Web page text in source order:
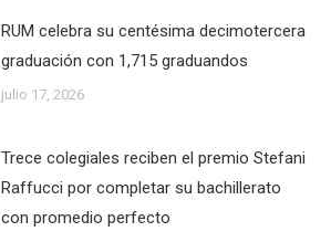
RUM celebra su centésima decimotercera
graduación con 1,715 graduandos
julio 17, 2026
Trece colegiales reciben el premio Stefani
Raffucci por completar su bachillerato
con promedio perfecto